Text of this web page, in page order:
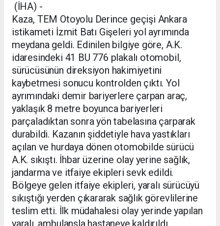
(İHA) -
Kaza, TEM Otoyolu Derince geçişi Ankara
istikameti İzmit Batı Gişeleri yol ayrımında
meydana geldi. Edinilen bilgiye göre, A.K.
idaresindeki 41 BU 776 plakalı otomobil,
sürücüsünün direksiyon hakimiyetini
kaybetmesi sonucu kontrolden çıktı. Yol
ayrımındaki demir bariyerlere çarpan araç,
yaklaşık 8 metre boyunca bariyerleri
parçaladıktan sonra yön tabelasına çarparak
durabildi. Kazanın şiddetiyle hava yastıkları
açılan ve hurdaya dönen otomobilde sürücü
A.K. sıkıştı. İhbar üzerine olay yerine sağlık,
jandarma ve itfaiye ekipleri sevk edildi.
Bölgeye gelen itfaiye ekipleri, yaralı sürücüyü
sıkıştığı yerden çıkararak sağlık görevlilerine
teslim etti. İlk müdahalesi olay yerinde yapılan